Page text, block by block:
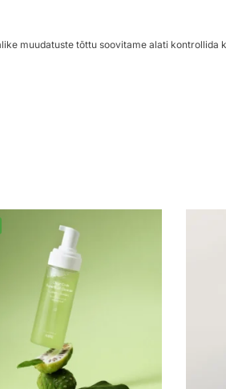
muudatuste tõttu soovitame alati kontrollida